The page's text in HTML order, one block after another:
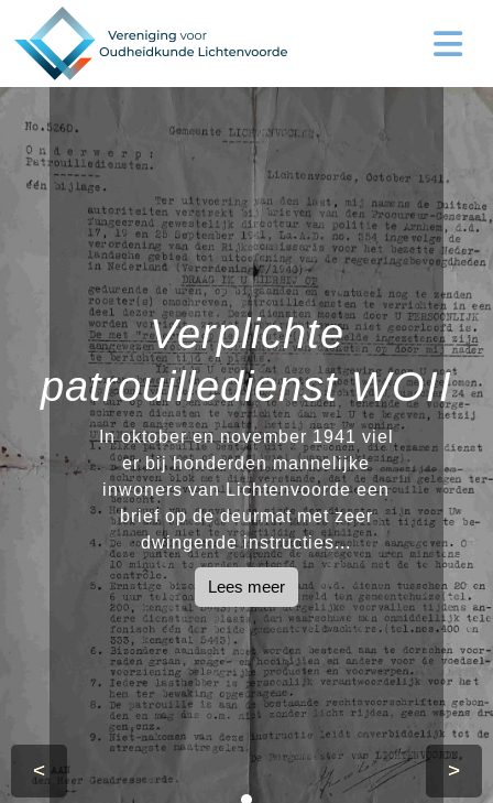
Verplichte
patrouilledienst WOII
In oktober en november 1941 viel
er bij honderden mannelijke
inwoners van Lichtenvoorde een
brief op de deurmat met zeer
dwingende instructies...
Lees meer
< >